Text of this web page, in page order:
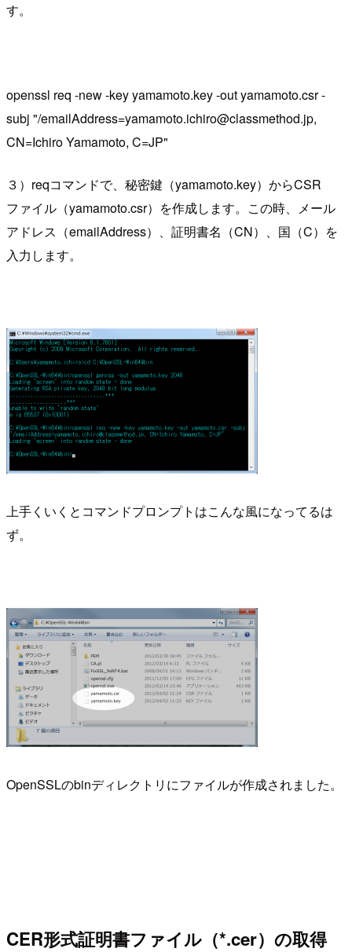
す。
openssl req -new -key yamamoto.key -out yamamoto.csr -
subj "/emailAddress=yamamoto.ichiro@classmethod.jp,
CN=Ichiro Yamamoto, C=JP"
３）reqコマンドで、秘密鍵（yamamoto.key）からCSR
ファイル（yamamoto.csr）を作成します。この時、メール
アドレス（emailAddress）、証明書名（CN）、国（C）を
入力します。
上手くいくとコマンドプロンプトはこんな風になってるは
ず。
OpenSSLのbinディレクトリにファイルが作成されました。
CER形式証明書ファイル（*.cer）の取得